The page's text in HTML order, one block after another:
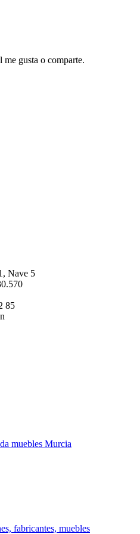
me gusta o comparte.
Nave 5
85
fabricantes, muebles